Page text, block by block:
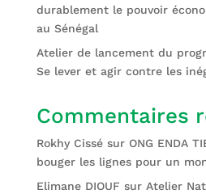
durablement le pouvoir
au Sénégal
Atelier de lancement du
Se lever et agir contre les
Commentaires
Rokhy Cissésur ONG ENDA
bouger les lignes pour un
Elimane DIOUF sur Atelier